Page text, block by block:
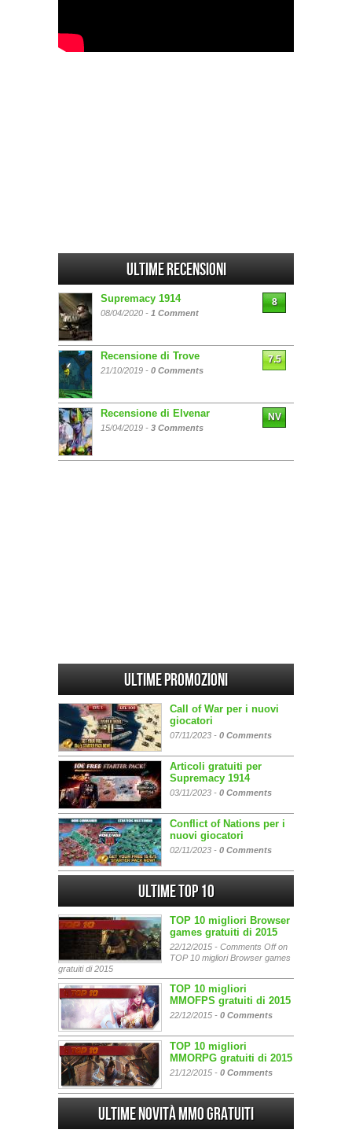
Ultime Recensioni
Supremacy 1914
08/04/2020 - 1 Comment
8
Recensione di Trove
21/10/2019 - 0 Comments
7.5
Recensione di Elvenar
15/04/2019 - 3 Comments
NV
Ultime promozioni
Call of War per i nuovi
giocatori
07/11/2023 - 0 Comments
Articoli gratuiti per
Supremacy 1914
03/11/2023 - 0 Comments
Conflict of Nations per i
nuovi giocatori
02/11/2023 - 0 Comments
Ultime Top 10
TOP 10 migliori Browser
games gratuiti di 2015
22/12/2015 - Comments Offon
TOP 10 migliori Browser games
gratuiti di 2015
TOP 10 migliori
MMOFPS gratuiti di 2015
22/12/2015 - 0 Comments
TOP 10 migliori
MMORPG gratuiti di 2015
21/12/2015 - 0 Comments
Ultime Novità MMO gratuiti